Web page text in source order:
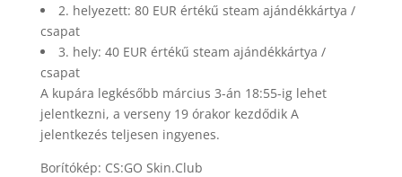
2. helyezett: 80 EUR értékű steam ajándékkártya /
csapat
3. hely: 40 EUR értékű steam ajándékkártya /
csapat
A kupára legkésőbb március 3-án 18:55-ig lehet
jelentkezni, a verseny 19 órakor kezdődik A
jelentkezés teljesen ingyenes.
Borítókép: CS:GO Skin.Club